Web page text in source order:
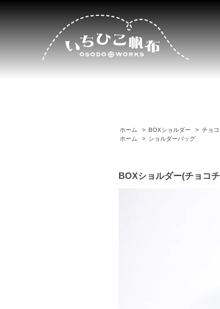
ホーム > BOXショルダー > チョ
ホーム
> ショルダーバッグ
BOXショルダー(チョコ